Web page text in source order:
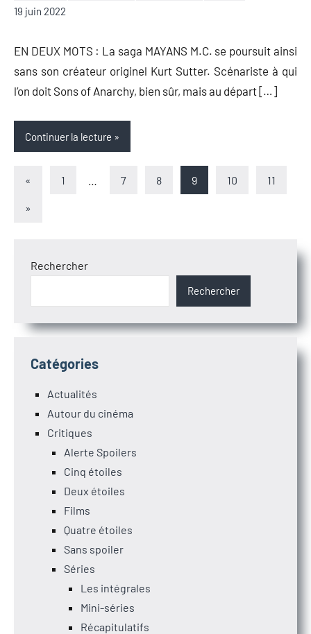
19 juin 2022
Nicolas
1
EN DEUX MOTS : La saga MAYANS M.C. se poursuit ainsi
sans son créateur originel Kurt Sutter. Scénariste à qui
l’on doit Sons of Anarchy, bien sûr, mais au départ […]
Continuer la lecture
Pagination
des
« Articles1 7 8 9 10 11
Articles
»
Rechercher
Rechercher
Catégories
Actualités
Autour du cinéma
Critiques
Alerte Spoilers
Cinq étoiles
Deux étoiles
Films
Quatre étoiles
Sans spoiler
Séries
Les intégrales
Mini-séries
Récapitulatifs